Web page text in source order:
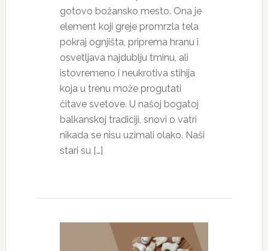
gotovo božansko mesto. Ona je
element koji greje promrzla tela
pokraj ognjišta, priprema hranu i
osvetljava najdublju tminu, ali
istovremeno i neukrotiva stihija
koja u trenu može progutati
čitave svetove. U našoj bogatoj
balkanskoj tradiciji, snovi o vatri
nikada se nisu uzimali olako. Naši
stari su […]